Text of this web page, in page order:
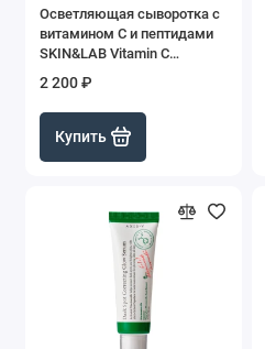
Осветляющая сыворотка с
витамином C и пептидами
SKIN&LAB Vitamin C
2 200 ₽
Купить